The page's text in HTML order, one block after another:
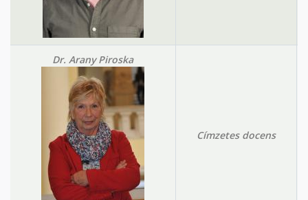
Dr. Arany Piroska
Címzetes docens